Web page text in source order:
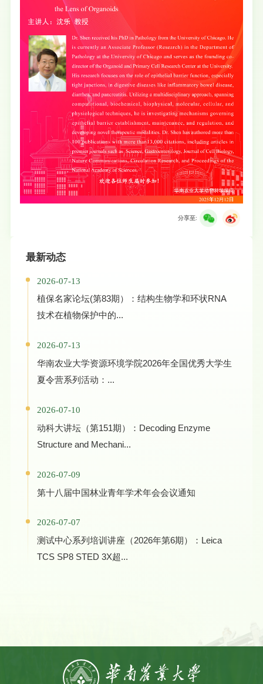
分享至:
最新动态
2026-07-13
植保名家论坛(第83期）：结构生物学和环状RNA
技术在植物保护中的...
2026-07-13
华南农业大学资源环境学院2026年全国优秀大学生
夏令营系列活动：...
2026-07-10
动科大讲坛（第151期）：Decoding Enzyme
Structure and Mechani...
2026-07-09
第十八届中国林业青年学术年会会议通知
2026-07-07
测试中心系列培训讲座（2026年第6期）：Leica
TCS SP8 STED 3X超...